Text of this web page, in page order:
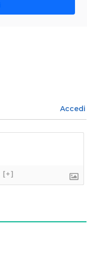
Accedi
[+]